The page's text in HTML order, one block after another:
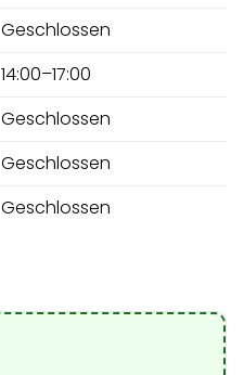
Geschlossen
14:00–17:00
Geschlossen
Geschlossen
Geschlossen